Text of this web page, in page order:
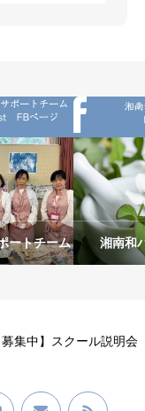
ートチーム 湘南和
募集中】スクール説明会